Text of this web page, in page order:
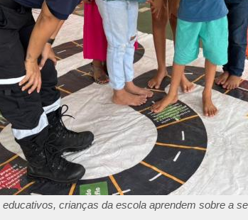
crianças da escola aprendem sobre a